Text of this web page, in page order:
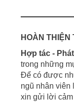
HOÀN
Hợp tác -
trong những
Để có được
ngũ nhân viên
xin gửi lời cảm